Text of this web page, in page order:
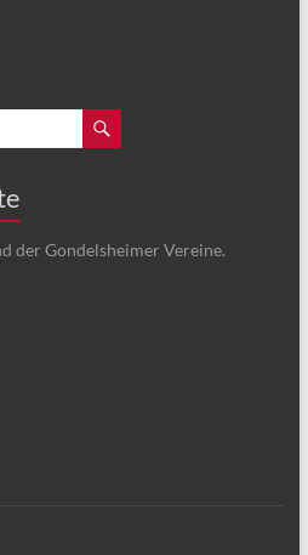
der Gondelsheimer Vereine.